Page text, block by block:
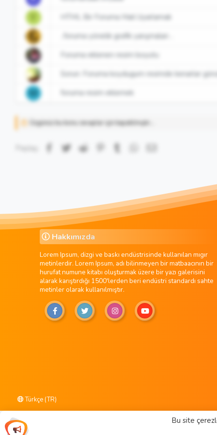
HTML Bir Foruma Mail Uyarlamak
..foruma yönelik grafik yarışmaları ..
Foruma eklenen resim boyutu
Sorun: Foruma koydugum resimde kenarlar
M foruma resim eklemek
Üzgünüz bu konu cevaplar için kapatılmıştır...
Facebook
Twitter Pinterest
Hakkımızda
Lorem Ipsum, dizgi ve baskı endüstrisinde kullanılan mıgır
metinlerdir. Lorem Ipsum, adı bilinmeyen bir matbaacının bir
hurufat numune kitabı oluşturmak üzere bir yazı galerisini
alarak karıştırdığı 1500'lerden beri endüstri standardı sahte
metinler olarak kullanılmıştır.
Türkçe (TR)
Bu site